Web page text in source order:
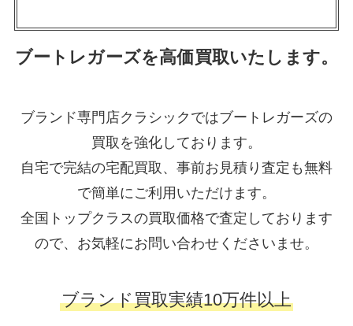
ブートレガーズを高価買取いたします。
ブランド専門店クラシックではブートレガーズの
買取を強化しております。
自宅で完結の宅配買取、事前お見積り査定も無料
で簡単にご利用いただけます。
全国トップクラスの買取価格で査定しております
ので、お気軽にお問い合わせくださいませ。
ブランド買取実績10万件以上